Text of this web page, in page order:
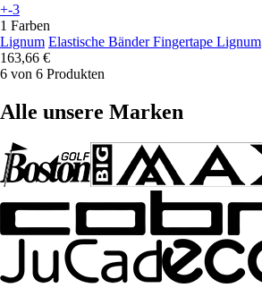
+-3
1 Farben
Lignum Elastische Bänder Fingertape Lignum
163,66 €
6 von 6 Produkten
Alle unsere Marken